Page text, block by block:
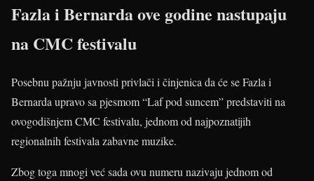
Fazla i Bernarda ove godine nastupaju
na CMC festivalu
Posebnu pažnju javnosti privlači i činjenica da će se Fazla i
Bernarda upravo sa pjesmom “Laf pod suncem” predstaviti na
ovogodišnjem CMC festivalu, jednom od najpoznatijih
regionalnih festivala zabavne muzike.
Zbog toga mnogi već sada ovu numeru nazivaju jednom od